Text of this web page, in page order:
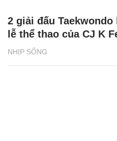
NHỊP SỐNG
2 giải đấu
lễ thể thao của CJ K